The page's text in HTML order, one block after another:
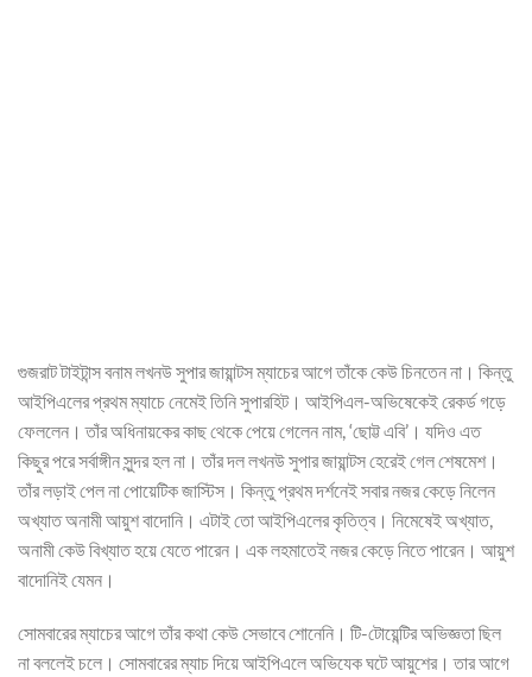
গুজরাট টাইটান্স বনাম লখনউ সুপার জায়ান্টস ম্যাচের আগে তাঁকে কেউ চিনতেন না। কিন্তু
আইপিএলের প্রথম ম্যাচে নেমেই তিনি সুপারহিট। আইপিএল-অভিষেকেই রেকর্ড গড়ে
ফেললেন। তাঁর অধিনায়কের কাছ থেকে পেয়ে গেলেন নাম, ‘ছোট্ট এবি’। যদিও এত
কিছুর পরে সর্বাঙ্গীন সুন্দর হল না। তাঁর দল লখনউ সুপার জায়ান্টস হেরেই গেল শেষমেশ।
তাঁর লড়াই পেল না পোয়েটিক জাস্টিস। কিন্তু প্রথম দর্শনেই সবার নজর কেড়ে নিলেন
অখ্যাত অনামী আয়ুশ বাদোনি। এটাই তো আইপিএলের কৃতিত্ব। নিমেষেই অখ্যাত,
অনামী কেউ বিখ্যাত হয়ে যেতে পারেন। এক লহমাতেই নজর কেড়ে নিতে পারেন। আয়ুশ
বাদোনিই যেমন।
সোমবারের ম্যাচের আগে তাঁর কথা কেউ সেভাবে শোনেনি। টি-টোয়েন্টির অভিজ্ঞতা ছিল
না বললেই চলে। সোমবারের ম্যাচ দিয়ে আইপিএলে অভিযেক ঘটে আয়ুশের। তার আগে